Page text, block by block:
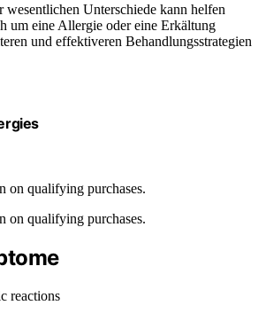
wesentlichen Unterschiede kann helfen
um eine Allergie oder eine Erkältung
und effektiveren Behandlungsstrategien
on qualifying purchases.
on qualifying purchases.